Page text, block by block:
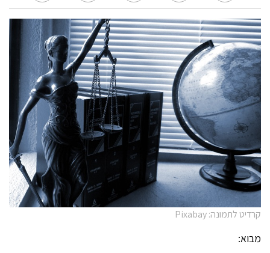
קרדיט לתמונה: Pixabay
מבוא: